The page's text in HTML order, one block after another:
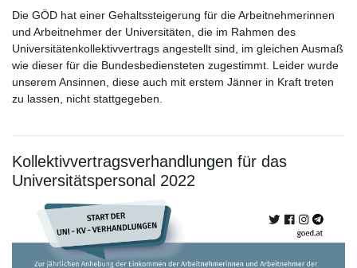
Die GÖD hat einer Gehaltssteigerung für die Arbeitnehmerinnen
und Arbeitnehmer der Universitäten, die im Rahmen des
Universitätenkollektivvertrags angestellt sind, im gleichen Ausmaß
wie dieser für die Bundesbediensteten zugestimmt. Leider wurde
unserem Ansinnen, diese auch mit erstem Jänner in Kraft treten
zu lassen, nicht stattgegeben.
Kollektivvertragsverhandlungen für das
Universitätspersonal 2022